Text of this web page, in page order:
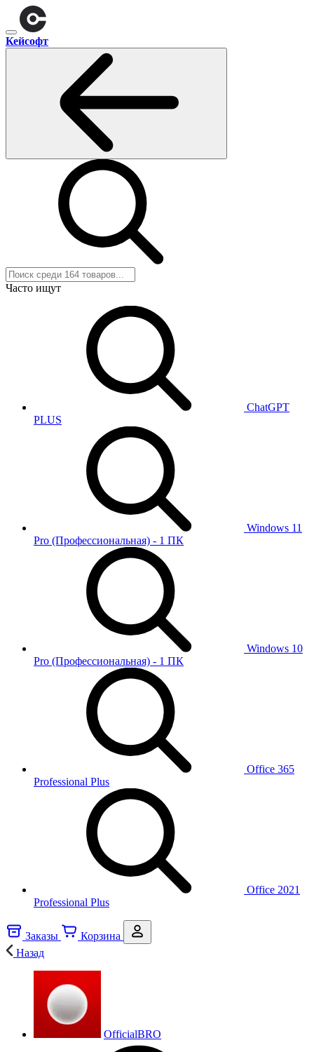
Кейсофт
Часто ищут
ChatGPT
PLUS
Windows 11
Pro (Профессиональная) - 1 ПК
Windows 10
Pro (Профессиональная) - 1 ПК
Office 365
Professional Plus
Office 2021
Professional Plus
Заказы
Корзина
Назад
OfficialBRO